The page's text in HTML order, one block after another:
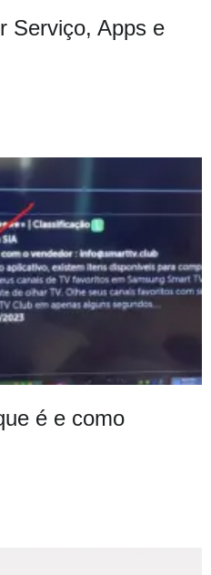
Serviço, Apps e
é e como